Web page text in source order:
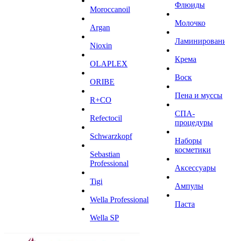
Moroccanoil
Argan
Niохin
OLAPLEX
ORIBE
R+CO
Refectocil
Schwarzkopf
Sebastian
Professional
Tigi
Wella Professional
Wella SP
Флюиды
Молочко
Крема
Воск
Пена и муссы
СПА-
процедуры
Наборы
косметики
Аксессуары
Ампулы
Паста